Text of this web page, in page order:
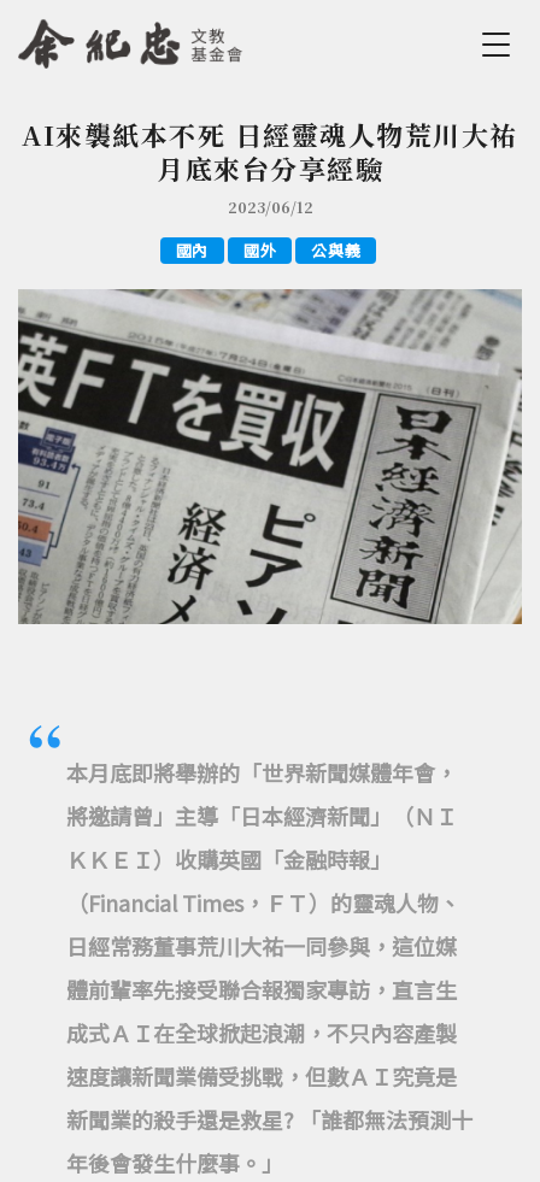
Jump to Navigation
Jump to Main content
您在這裡
AI來襲紙本不死 日經靈魂人物荒川大祐
月底來台分享經驗
2023/06/12
國內 國外 公與義
本月底即將舉辦的「世界新聞媒體年會，
將邀請曾」主導「日本經濟新聞」（ＮＩ
ＫＫＥＩ）收購英國「金融時報」
（Financial Times，ＦＴ）的靈魂人物、
日經常務董事荒川大祐一同參與，這位媒
體前輩率先接受聯合報獨家專訪，直言生
成式ＡＩ在全球掀起浪潮，不只內容產製
速度讓新聞業備受挑戰，但數ＡＩ究竟是
新聞業的殺手還是救星? 「誰都無法預測十
年後會發生什麼事。」